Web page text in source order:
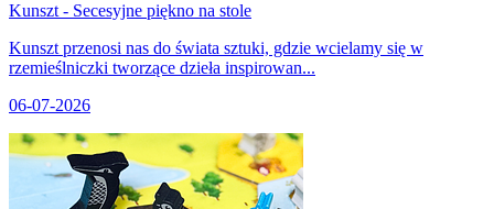
Kunszt - Secesyjne piękno na stole
Kunszt przenosi nas do świata sztuki, gdzie wcielamy się w
rzemieślniczki tworzące dzieła inspirowan...
06-07-2026